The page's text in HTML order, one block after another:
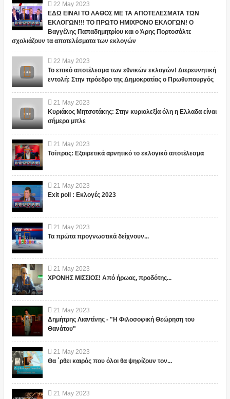
22 May 2023
ΕΔΩ ΕΙΝΑΙ ΤΟ ΛΑΘΟΣ ΜΕ ΤΑ ΑΠΟΤΕΛΕΣΜΑΤΑ ΤΩΝ
ΕΚΛΟΓΩΝ!!! ΤΟ ΠΡΩΤΟ ΗΜΙΧΡΟΝΟ ΕΚΛΟΓΩΝ! Ο
Βαγγέλης Παπαδημητρίου και ο Άρης Πορτοσάλτε
σχολιάζουν τα αποτελέσματα των εκλογών
22 May 2023
Το επικό αποτέλεσμα των εθνικών εκλογών! Διερευνητική
εντολή: Στην πρόεδρο της Δημοκρατίας ο Πρωθυπουργός
21 May 2023
Κυριάκος Μητσοτάκης: Στην κυριολεξία όλη η Ελλαδα είναι
σήμερα μπλε
21 May 2023
Τσίπρας: Εξαιρετικά αρνητικό το εκλογικό αποτέλεσμα
21 May 2023
Exit poll : Εκλογές 2023
21 May 2023
Τα πρώτα προγνωστικά δείχνουν...
21 May 2023
ΧΡΟΝΗΣ ΜΙΣΣΙΟΣ! Από ήρωας, προδότης...
21 May 2023
Δημήτρης Λιαντίνης - "Η Φιλοσοφική Θεώρηση του
Θανάτου"
21 May 2023
Θα ΄ρθει καιρός που όλοι θα ψηφίζουν τον...
21 May 2023